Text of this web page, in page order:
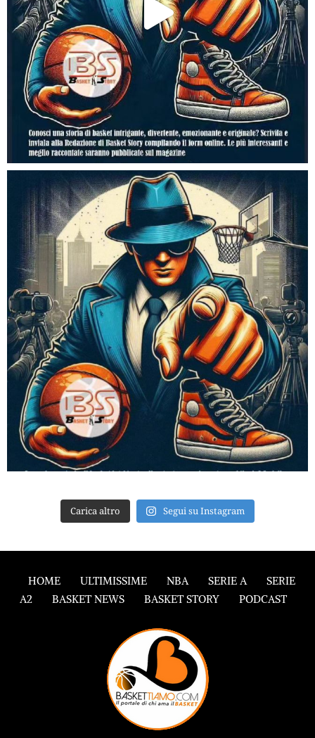
Carica altro Segui su Instagram
HOME ULTIMISSIME NBA SERIE A
SERIE
A2
BASKET NEWS BASKET STORY PODCAST